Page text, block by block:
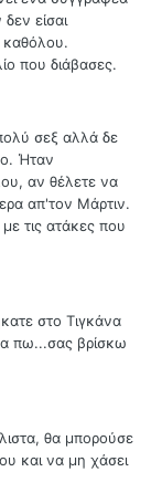
είσαι
καθόλου.
που διάβασες.
σεξ αλλά δε
Ήταν
αν θέλετε να
απ'τον Μάρτιν.
τις ατάκες που
στο Τιγκάνα
πω...σας βρίσκω
θα μπορούσε
και να μη χάσει